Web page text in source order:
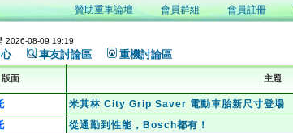
贊助重車論壇 會員群組 會員註冊
2026-08-09 19:19
車友討論區 重機討論區
版面 主題
米其林 City Grip Saver 電動車胎新尺寸登場
從通勤到性能，Bosch都有！